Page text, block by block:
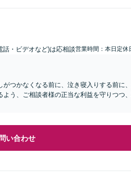
話・ビデオなど)は応相談営業時間：本日定休
がつかなくなる前に、泣き寝入りする前に
う、ご相談者様の正当な利益を守りつつ
い合わせ